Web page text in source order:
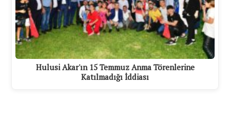
Hulusi Akar'ın 15 Temmuz Anma Törenlerine
Katılmadığı İddiası